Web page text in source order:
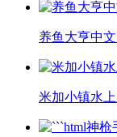
养鱼大亨中
米加小镇水